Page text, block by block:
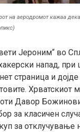
на аеродромот кажаа
Јероним“ во
напад,
страница и
Хрватскиот
Давор
за класичен
за отклучување